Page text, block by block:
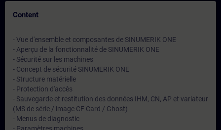
Content
- Vue d'ensemble et composantes de SINUMERIK ONE
- Aperçu de la fonctionnalité de SINUMERIK ONE
- Sécurité sur les machines
- Concept de sécurité SINUMERIK ONE
- Structure matérielle
- Protection d'accès
- Sauvegarde et restitution des données IHM, CN, AP et variateur
(MS de série / image CF Card / Ghost)
- Menus de diagnostic